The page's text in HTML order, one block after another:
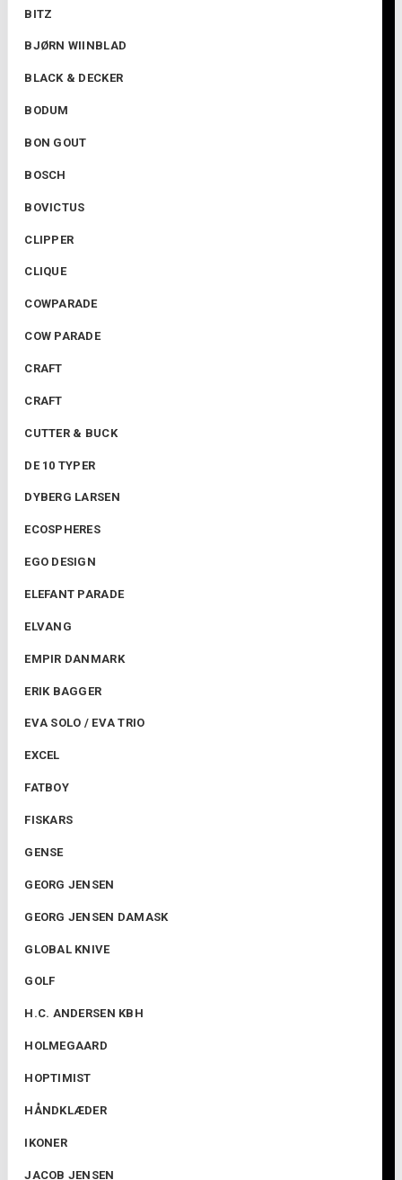
BITZ
BJØRN WIINBLAD
BLACK & DECKER
BODUM
BON GOUT
BOSCH
BOVICTUS
CLIPPER
CLIQUE
COWPARADE
COW PARADE
CRAFT
CRAFT
CUTTER & BUCK
DE 10 TYPER
DYBERG LARSEN
ECOSPHERES
EGO DESIGN
ELEFANT PARADE
ELVANG
EMPIR DANMARK
ERIK BAGGER
EVA SOLO / EVA TRIO
EXCEL
FATBOY
FISKARS
GENSE
GEORG JENSEN
GEORG JENSEN DAMASK
GLOBAL KNIVE
GOLF
H.C. ANDERSEN KBH
HOLMEGAARD
HOPTIMIST
HÅNDKLÆDER
IKONER
JACOB JENSEN